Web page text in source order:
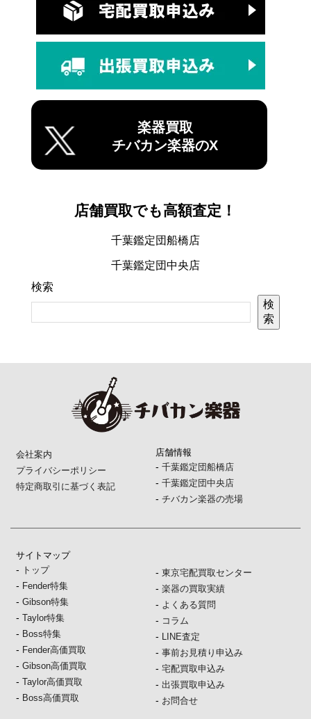
楽器買取
チバカン楽器のX
店舗買取でも高額査定！
千葉鑑定団船橋店
千葉鑑定団中央店
検索
検
索
会社案内
プライバシーポリシー
特定商取引に基づく表記
店舗情報
- 千葉鑑定団船橋店
- 千葉鑑定団中央店
- チバカン楽器の売場
サイトマップ
- トップ
- Fender特集
-Gibson特集
-Taylor特集
- Boss特集
- Fender高価買取
-Gibson高価買取
-Taylor高価買取
- Boss高価買取
- 東京宅配買取センター
- 楽器の買取実績
- よくある質問
- コラム
- LINE査定
- 事前お見積り申込み
- 宅配買取申込み
- 出張買取申込み
- お問合せ